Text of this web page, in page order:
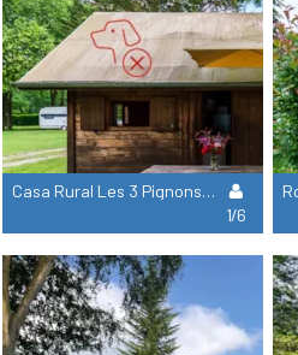
Casa Rural Les 3 Pignons - 3 Habitaciones - 6 Camas Individuales - Aire Acondicionado
1/6